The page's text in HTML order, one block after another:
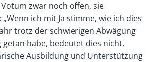
zwar noch offen, sie
ich mit Ja stimme, wie ich dies
trotz der schwierigen Abwägung
getan habe, bedeutet dies nicht,
Ausbildung und Unterstützung